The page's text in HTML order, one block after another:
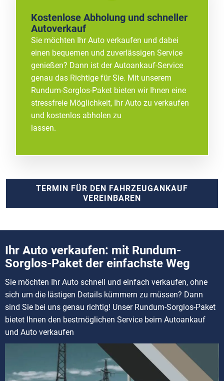
Kostenlose Abholung und schneller
Autoverkauf
Sie möchten Ihr Auto verkaufen und dabei
einen bequemen und zuverlässigen Service
genießen? Dann ist der Autoankauf-Service
genau das Richtige für Sie. Mit unserem
Rundum-Sorglos-Paket bieten wir Ihnen eine
stressfreie Möglichkeit, Ihr Auto zu verkaufen
und kostenlos abholen zu
lassen.
TERMIN FÜR DEN FAHRZEUGANKAUF
VEREINBAREN
Ihr Auto verkaufen: mit Rundum-
Sorglos-Paket der einfachste Weg
Sie möchten Ihr Auto schnell und einfach verkaufen, ohne
sich um die lästigen Details kümmern zu müssen? Dann
sind Sie bei uns genau richtig! Unser Rundum-Sorglos-Paket
bietet Ihnen den bestmöglichen Service beim Autoankauf
und Auto verkaufen